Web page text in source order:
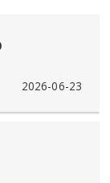
2026-06-23